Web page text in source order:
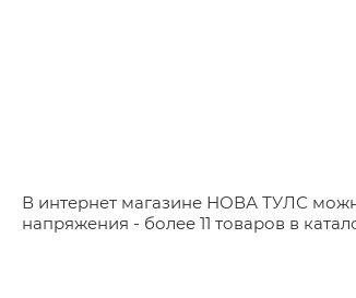
В интернет магазине НОВА ТУЛС
напряжения - более 11 товаров в